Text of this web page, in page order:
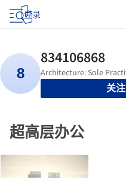
登录
关注
超高层办公